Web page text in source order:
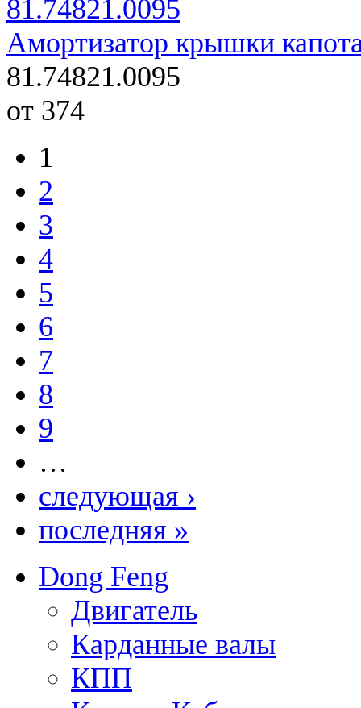
Амортизатор крышки
81.74821.0095
от 374
1
2
3
4
5
6
7
8
9
…
следующая ›
последняя »
Dong Feng
Двигатель
Карданные валы
КПП